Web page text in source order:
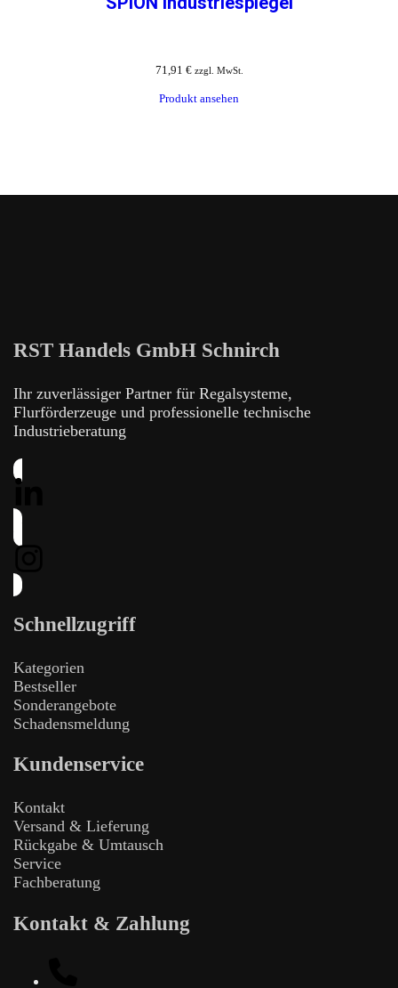
71,91 € zzgl. MwSt.
Produkt ansehen
RST Handels GmbH Schnirch
Ihr zuverlässiger Partner für Regalsysteme,
Flurförderzeuge und professionelle technische
Industrieberatung
Schnellzugriff
Kategorien
Bestseller
Sonderangebote
Schadensmeldung
Kundenservice
Kontakt
Versand & Lieferung
Rückgabe & Umtausch
Service
Fachberatung
Kontakt & Zahlung